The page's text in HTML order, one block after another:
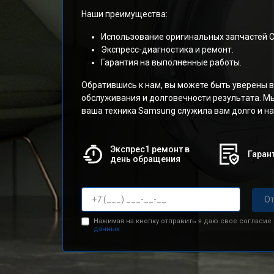
Наши преимущества:
Использование оригинальных запчастей
Экспресс-диагностика и ремонт.
Гарантия на выполненные работы.
Обратившись к нам, вы можете быть уверены
обслуживания и долговечности результата.
ваша техника Samsung служила вам долго и
Экспрес1 ремонт в
день обращения
Нажимая на кнопку отправить я даю свое согласие
данных.